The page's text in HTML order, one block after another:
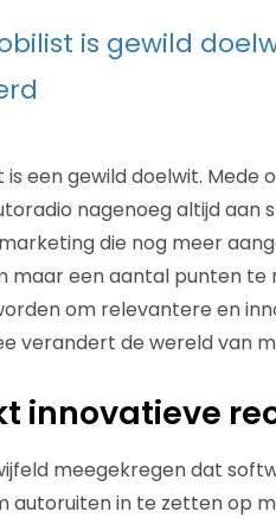
is gewild
een gewild doelwit. Mede
nagenoeg altijd aan
die nog meer
maar een aantal punten
om relevantere en
verandert de wereld van
innovatieve
meegekregen dat
autoruiten in te zetten op